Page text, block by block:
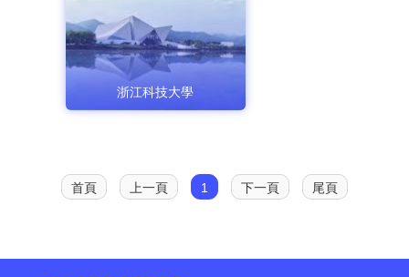
浙江科技大學
首頁 上一頁 1 下一頁 尾頁